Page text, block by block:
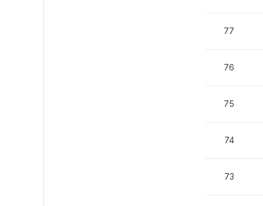
77
76
75
74
73